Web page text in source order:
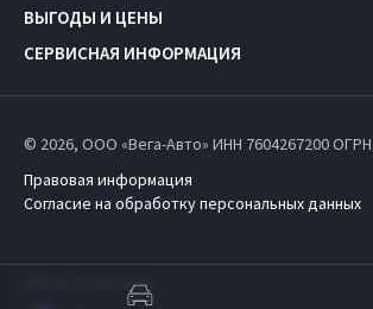
ВЫГОДЫ И ЦЕНЫ
СЕРВИСНАЯ ИНФОРМАЦИЯ
© 2026, ООО «Вега-Авто» ИНН 7604267200ОГРН
Правовая информация
Согласие на обработку персональных данных
Работает на технологиях